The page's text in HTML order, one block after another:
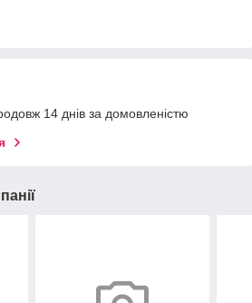
14 днів за домовленістю